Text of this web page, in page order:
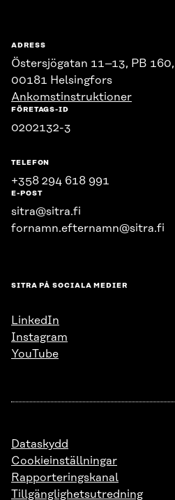
ADRESS
Östersjögatan 11–13, PB 160,
00181 Helsingfors
Ankomstinstruktioner
FÖRETAGS-ID
0202132-3
TELEFON
+358 294 618 991
E-POST
sitra@sitra.fi
fornamn.efternamn@sitra.fi
SITRA PÅ SOCIALA MEDIER
LinkedIn
Instagram
YouTube
Dataskydd
Cookieinställningar
Rapporteringskanal
Tillgänglighetsutredning